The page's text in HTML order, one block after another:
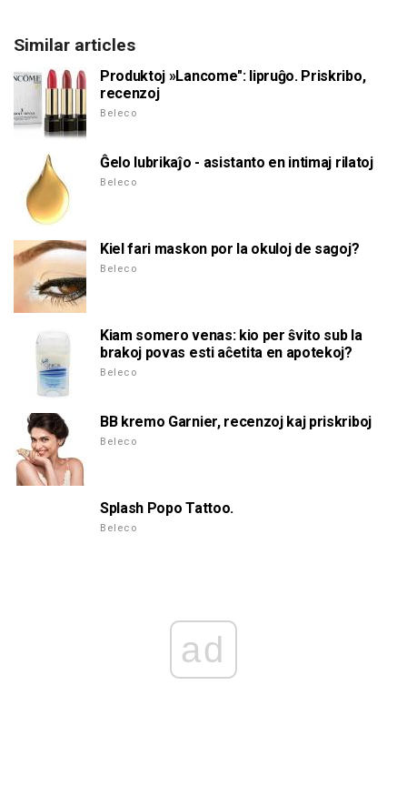
Similar articles
Produktoj »Lancome": lipruĝo. Priskribo,
recenzoj
Beleco
Ĝelo lubrikaĵo - asistanto en intimaj rilatoj
Beleco
Kiel fari maskon por la okuloj de sagoj?
Beleco
Kiam somero venas: kio per ŝvito sub la
brakoj povas esti aĉetita en apotekoj?
Beleco
BB kremo Garnier, recenzoj kaj priskriboj
Beleco
Splash Popo Tattoo.
Beleco
ad